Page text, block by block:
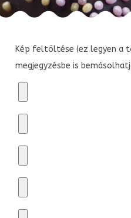
Kép feltöltése (ez legyen a
megjegyzésbe is